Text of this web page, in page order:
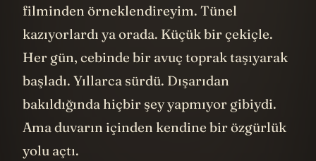
filminden örneklendireyim. Tünel
kazıyorlardı ya orada. Küçük bir çekiçle.
Her gün, cebinde bir avuç toprak taşıyarak
başladı. Yıllarca sürdü. Dışarıdan
bakıldığında hiçbir şey yapmıyor gibiydi.
Ama duvarın içinden kendine bir özgürlük
yolu açtı.